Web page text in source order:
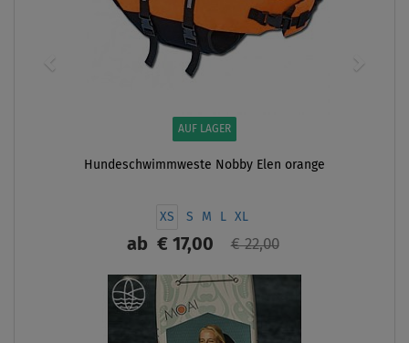
AUF LAGER
Hundeschwimmweste Nobby Elen orange
XS S M XL
ab€ 17,00 € 22,00
ANZEIGEN